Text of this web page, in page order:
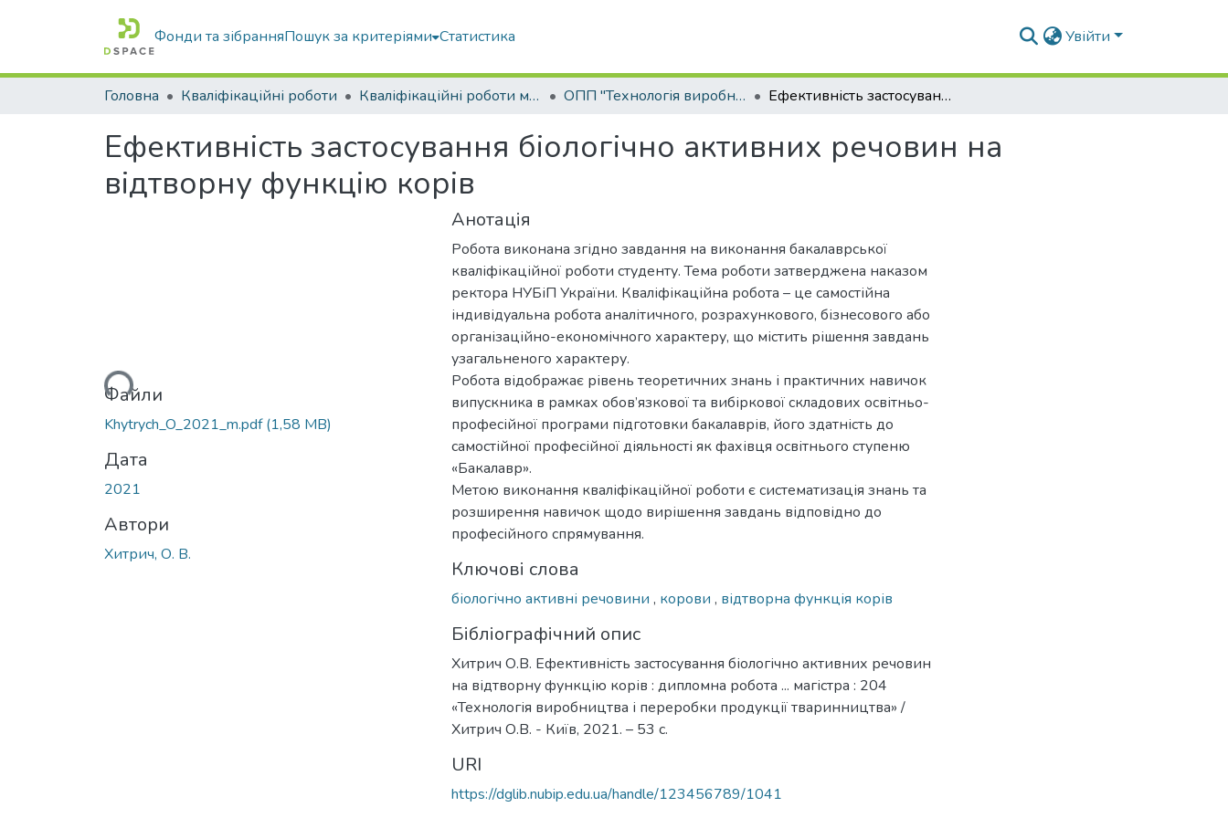
Фонди та зібранняПошук за критеріями Статистика Увійти
Головна Кваліфікаційні роботи Кваліфікаційні роботи магістрів ОПП "Технологія виробництва і переробки продукції тваринництва" Ефективність застосування біологічно активних речовин на відтворну функцію корів
Ефективність застосування біологічно активних речовин на
відтворну функцію корів
Вантажиться...Файли
Khytrych_O_2021_m.pdf(1,58 MB)
Дата
2021
Автори
Хитрич, О. В.
Анотація
Робота виконана згідно завдання на виконання бакалаврської
кваліфікаційної роботи студенту. Тема роботи затверджена наказом
ректора НУБіП України. Кваліфікаційна робота – це самостійна
індивідуальна робота аналітичного, розрахункового, бізнесового або
організаційно-економічного характеру, що містить рішення завдань
узагальненого характеру.
Робота відображає рівень теоретичних знань і практичних навичок
випускника в рамках обов’язкової та вибіркової складових освітньо-
професійної програми підготовки бакалаврів, його здатність до
самостійної професійної діяльності як фахівця освітнього ступеню
«Бакалавр».
Метою виконання кваліфікаційної роботи є систематизація знань та
розширення навичок щодо вирішення завдань відповідно до
професійного спрямування.
Ключові слова
біологічно активні речовини , корови , відтворна функція корів
Бібліографічний опис
Хитрич О.В. Ефективність застосування біологічно активних речовин
на відтворну функцію корів : дипломна робота ... магістра : 204
«Технологія виробництва і переробки продукції тваринництва» /
Хитрич О.В. - Київ, 2021. – 53 с.
URI
https://dglib.nubip.edu.ua/handle/123456789/1041